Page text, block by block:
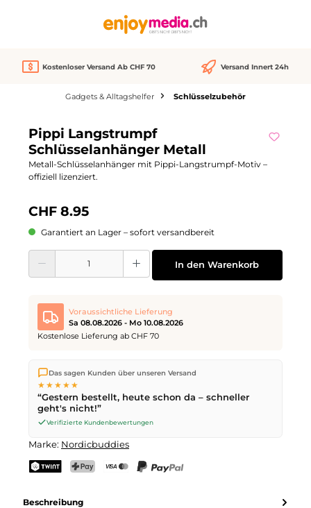
Kostenloser Versand Ab CHF 70 Versand Innert 24h
Gadgets & Alltagshelfer Schlüsselzubehör
Pippi Langstrumpf
Schlüsselanhänger Metall
Metall-Schlüsselanhänger mit Pippi-Langstrumpf-Motiv –
offiziell lizenziert.
CHF 8.95
Garantiert an Lager – sofort versandbereit
Produkt Anzahl: Gib den gewünschten Wert ein oder benutze die
In den Warenkorb
Voraussichtliche Lieferung
Sa 08.08.2026 - Mo 10.08.2026
Kostenlose Lieferung ab CHF 70
Wir versenden direkt aus unserem Lager in Kriens. Ab
ist die Lieferung kostenlos. Bestellungen bis
werden noch am selben Tag versendet – Zustellung am
nächsten Werktagmit der Schweizerischen Post.
Samstagszustellung am
bisFreitag, 17 Uhr.
Das sagen Kunden über unseren Versand
★★★★★
“Gestern bestellt, heute schon da – schneller
geht's nicht!”
Verifizierte Kundenbewertungen
Marke: Nordicbuddies
Beschreibung